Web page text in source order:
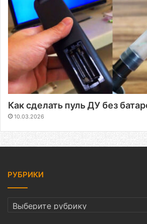
Как сделать пуль ДУ без
10.03.2026
РУБРИКИ
РУБРИКИ